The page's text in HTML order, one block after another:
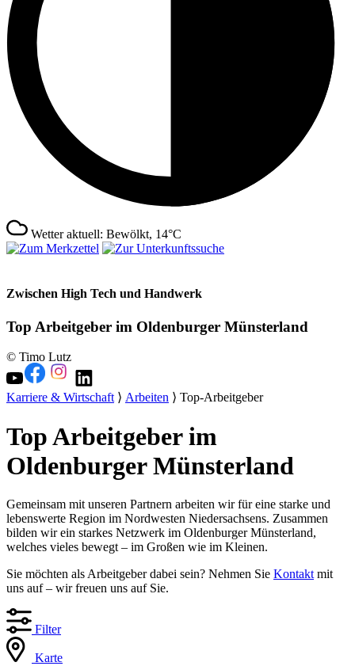
Wetter aktuell: Bewölkt, 14°C
Zwischen High Tech und Handwerk
Top Arbeitgeber im Oldenburger Münsterland
© Timo Lutz
Karriere & Wirtschaft⟩ Arbeiten ⟩ Top-Arbeitgeber
Top Arbeitgeber im
Oldenburger Münsterland
Gemeinsam mit unseren Partnern arbeiten wir für eine starke und
lebenswerte Region im Nordwesten Niedersachsens. Zusammen
bilden wir ein starkes Netzwerk im Oldenburger Münsterland,
welches vieles bewegt – im Großen wie im Kleinen.
Sie möchten als Arbeitgeber dabei sein? Nehmen Sie Kontakt mit
uns auf – wir freuen uns auf Sie.
Filter
Karte